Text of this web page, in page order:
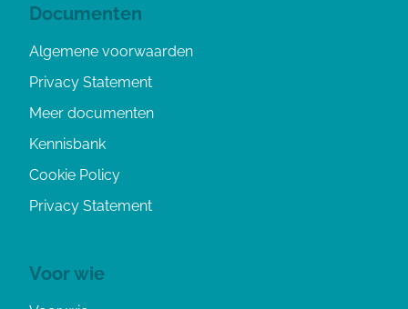
Documenten
Algemene voorwaarden
Privacy Statement
Meer documenten
Kennisbank
Cookie Policy
Privacy Statement
Voor wie